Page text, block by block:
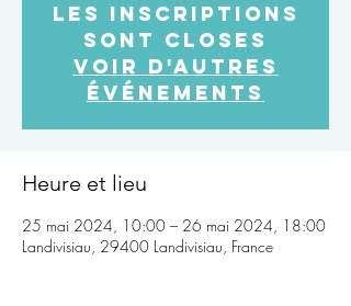
Les inscriptions
sont closes
Voir d'autres
événements
Heure et lieu
25 mai 2024, 10:00 – 26 mai 2024, 18:00
Landivisiau, 29400 Landivisiau, France